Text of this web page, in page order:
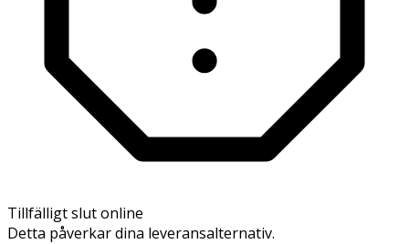
Tillfälligt slut online
Detta påverkar dina leveransalternativ.